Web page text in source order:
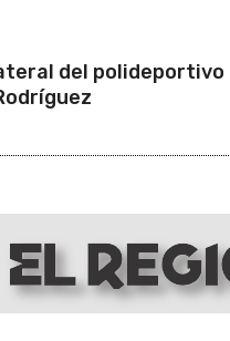
del polideportivo